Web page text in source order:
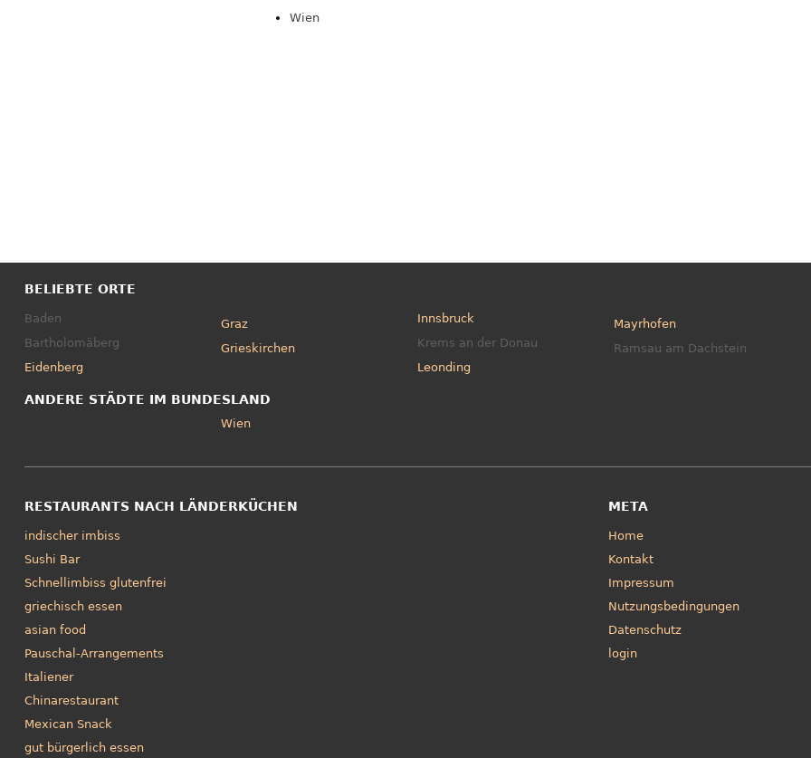
Wien
BELIEBTE ORTE
Baden
Bartholomäberg
Eidenberg
Graz
Grieskirchen
Innsbruck
Krems an der Donau
Leonding
Mayrhofen
Ramsau am Dachstein
ANDERE STÄDTE IM BUNDESLAND
Wien
RESTAURANTS NACH LÄNDERKÜCHEN
indischer imbiss
Sushi Bar
Schnellimbiss glutenfrei
griechisch essen
asian food
Pauschal-Arrangements
Italiener
Chinarestaurant
Mexican Snack
gut bürgerlich essen
META
Home
Kontakt
Impressum
Nutzungsbedingungen
Datenschutz
login